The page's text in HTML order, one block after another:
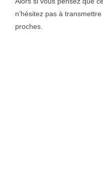
n’hésitez pas à
proches.